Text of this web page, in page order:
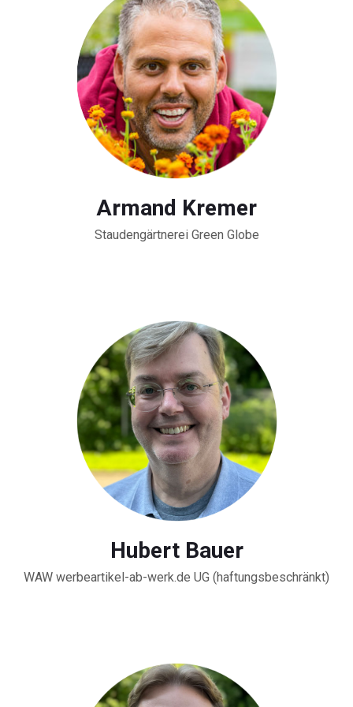
Armand Kremer
Staudengärtnerei Green Globe
Hubert Bauer
WAW werbeartikel-ab-werk.de UG (haftungsbeschränkt)